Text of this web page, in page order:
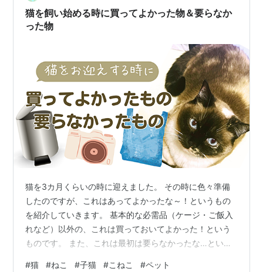
猫を飼い始める時に買ってよかった物＆要らなか
った物
猫を3カ月くらいの時に迎えました。 その時に色々準備
したのですが、これはあってよかったな～！というもの
を紹介していきます。 基本的な必需品（ケージ・ご飯入
れなど）以外の、これは買っておいてよかった！という
ものです。 また、これは最初は要らなかったな…という
#猫 #ねこ #子猫 #こねこ #ペット